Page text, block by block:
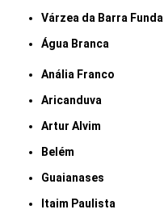
Várzea da Barra Funda
Água Branca
Anália Franco
Aricanduva
Artur Alvim
Belém
Guaianases
Itaim Paulista